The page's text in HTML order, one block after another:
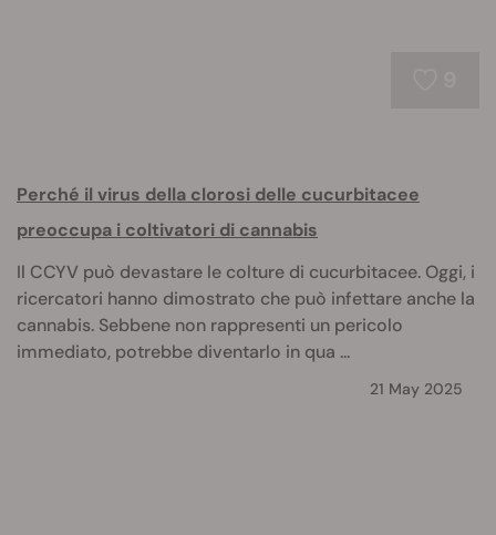
Perché il virus della clorosi delle cucurbitacee
preoccupa i coltivatori di cannabis
Il CCYV può devastare le colture di cucurbitacee. Oggi, i
ricercatori hanno dimostrato che può infettare anche la
cannabis. Sebbene non rappresenti un pericolo
immediato, potrebbe diventarlo in qua ...
21 May 2025